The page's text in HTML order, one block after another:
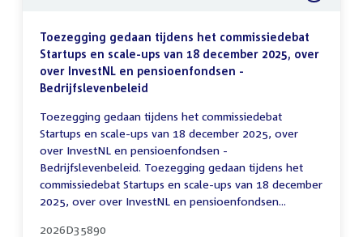
Toezegging gedaan tijdens het commissiedebat
Startups en scale-ups van 18 december 2025, over
over InvestNL en pensioenfondsen -
Bedrijfslevenbeleid
Toezegging gedaan tijdens het commissiedebat
Startups en scale-ups van 18 december 2025, over
over InvestNL en pensioenfondsen -
Bedrijfslevenbeleid. Toezegging gedaan tijdens het
commissiedebat Startups en scale-ups van 18 december
2025, over over InvestNL en pensioenfondsen...
2026D35890